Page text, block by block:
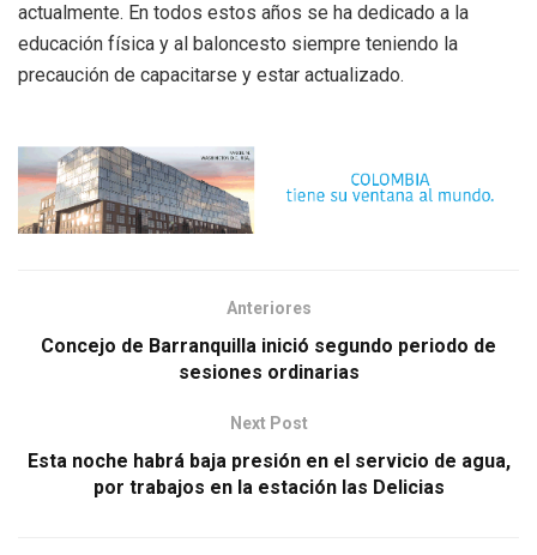
actualmente. En todos estos años se ha dedicado a la
educación física y al baloncesto siempre teniendo la
precaución de capacitarse y estar actualizado.
Anteriores
Concejo de Barranquilla inició segundo periodo de
sesiones ordinarias
Next Post
Esta noche habrá baja presión en el servicio de agua,
por trabajos en la estación las Delicias